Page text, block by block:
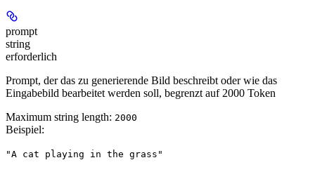
prompt
string
erforderlich
Prompt, der das zu generierende Bild beschreibt oder wie das
Eingabebild bearbeitet werden soll, begrenzt auf 2000 Token
Maximum string length: 2000
Beispiel:
"A cat playing in the grass"